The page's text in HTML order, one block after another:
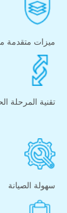
ميزات متقدمة
تقنية المرحلة
سهولة الصيانة